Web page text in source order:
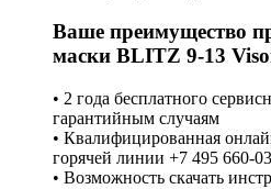
Ваше преимущество
маски BLITZ 9-13
• 2 года бесплатного
гарантийным случаям
• Квалифицированная
горячей линии +7 495 660-
• Возможность скачать